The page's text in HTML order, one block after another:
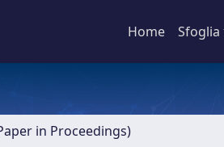
Home Sfoglia
in Proceedings)